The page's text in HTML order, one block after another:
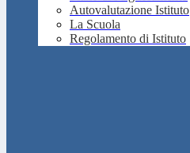
Autovalutazione Istituto
La Scuola
Regolamento di Istituto